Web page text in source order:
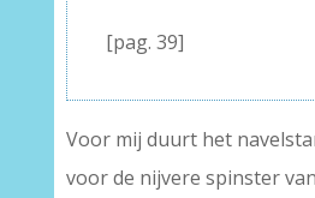
[pag. 39]
Voor mij duurt het
voor de nijvere spinster